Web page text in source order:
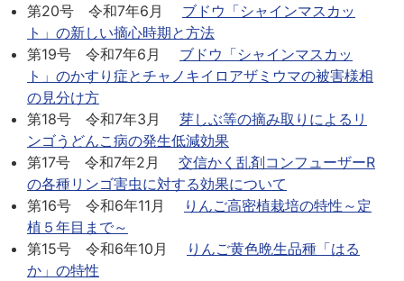
第20号 令和7年6月 ブドウ「シャインマスカッ
ト」の新しい摘心時期と方法
第19号 令和7年6月 ブドウ「シャインマスカッ
ト」のかすり症とチャノキイロアザミウマの被害様相
の見分け方
第18号 令和7年3月 芽しぶ等の摘み取りによるリ
ンゴうどんこ病の発生低減効果
第17号 令和7年2月 交信かく乱剤コンフューザーR
の各種リンゴ害虫に対する効果について
第16号 令和6年11月
りんご高密植栽培の特性～定
植５年目まで～
第15号 令和6年10月
りんご黄色晩生品種「はる
か」の特性